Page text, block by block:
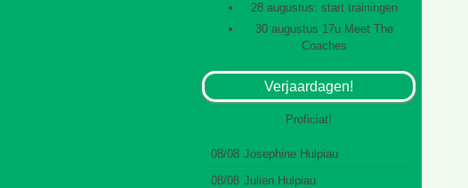
28 augustus: start trainingen
30 augustus 17u Meet The
Coaches
Verjaardagen!
Proficiat!
08/08 Josephine Hulpiau
08/08 Julien Hulpiau